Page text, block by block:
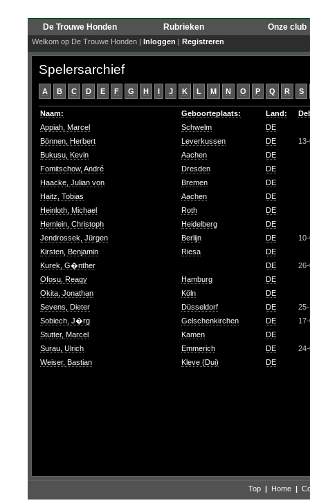
De Trouwe Honden Rubrieken Onze club
Welkom op De Trouwe Honden | Inloggen | Registreren
Spelersarchief
A B C D E F G H I J K L M N O P Q R S
Naam: Geboorteplaats: Land:
Appiah, Marcel
Schwelm
DE
Bönnen, Herbert
Leverkussen DE
Bukusu, Kevin
Aachen
DE
Fomitschow, André
Dresden
DE
Haacke, Julian von
Bremen
DE
Haitz, Tobias
Aachen
DE
Heinloth, Michael
Roth
DE
Hemlein, Christoph
Heidelberg
DE
Jendrossek, Jürgen
Berlijn DE
Kirsten, Benjamin
Riesa
DE
Kurek, G�nther
DE
Ofosu, Reagy
Hamburg
DE
Okita, Jonathan
Köln
DE
Sevens, Dieter
Düsseldorf DE
Sobiech, J�rg
Gelschenkirchen DE
Stutter, Marcel
Kamen
DE
Surau, Ulrich
Emmerich DE
Weiser, Bastian
Kleve (Dui) DE
Top | Home |